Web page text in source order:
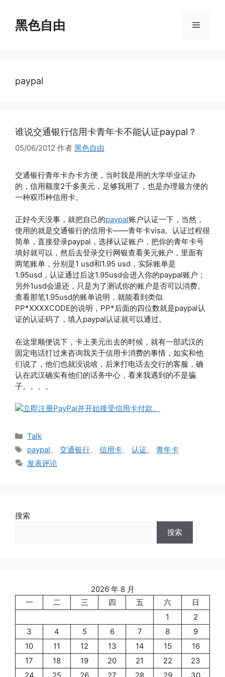
黑色自由 菜
paypal
谁说交通银行信用卡青年卡不能认证paypal？
05/06/2012 作者 黑色自由
交通银行青年卡办卡方便，当时我是用的大学毕业证办
的，信用额度2千多美元，足够我用了，也是办理最方便的
一种双币种信用卡。
正好今天没事，就把自己的paypal账户认证一下，当然，
使用的就是交通银行的信用卡——青年卡visa。认证过程很
简单，直接登录paypal，选择认证账户，把你的青年卡号
填好就可以，然后去登录交行网银查看美元账户，里面有
两笔账单，分别是1 usd和1.95 usd，实际账单是
1.95usd，认证通过后这1.95usd会进入你的paypal账户；
另外1usd会退还，只是为了测试你的账户是否可以消费。
查看那笔1.95usd的账单说明，就能看到类似
PP*XXXXCODE的说明，PP*后面的四位数就是paypal认
证的认证码了，填入paypal认证就可以通过。
在这里顺便说下，卡上美元出去的时候，就有一部武汉的
固定电话打过来咨询我关于信用卡消费的事情，如实和他
们说了，他们也就没说啥，后来打电话去交行的客服，确
认在武汉确实有他们的话务中心，看来我遇到的不是骗
子。。。。
分
Talk
标
签
paypal、 交通银行、 信用卡、 认证、 青年卡
发表评论
搜索
搜索
2026 年 8 月
一
二 三 四 五 六
日
1
2
3
4 5 6 7 8
9
10
11 12 13 14 15
16
17
18 19 20 21 22
23